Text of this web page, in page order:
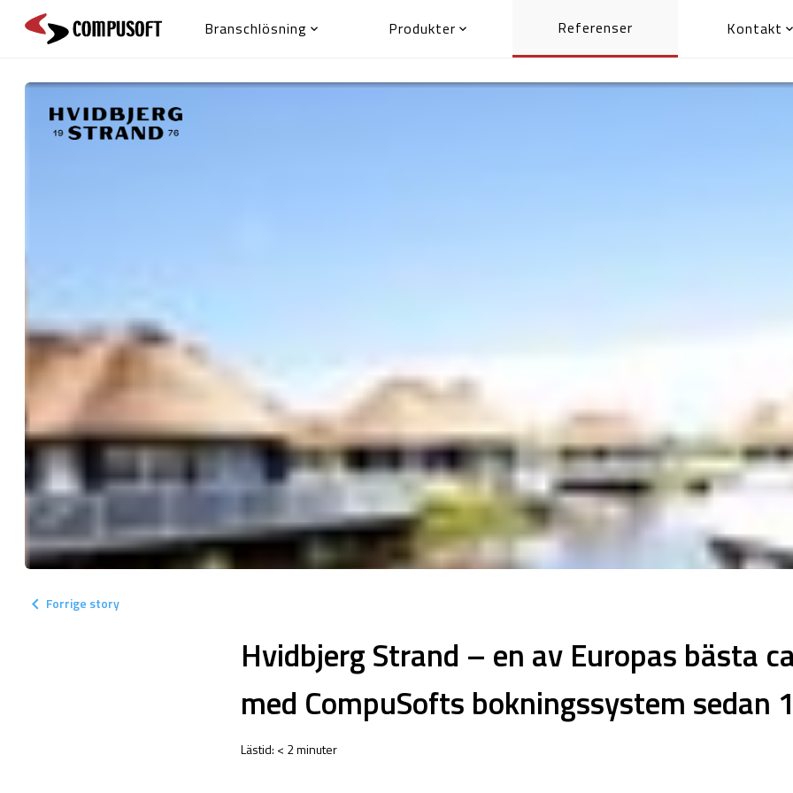
Branschlösning  Produkter  Referenser Kontakt 
keyboard_arrow_left Forrige story
Hvidbjerg Strand – en av Europas bästa
med CompuSofts bokningssystem sedan
Lästid: < 2minuter